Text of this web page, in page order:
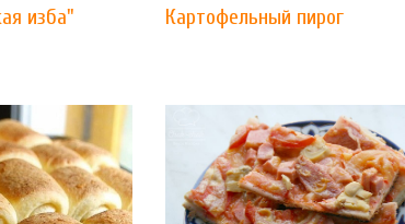
изба" Картофельный пирог